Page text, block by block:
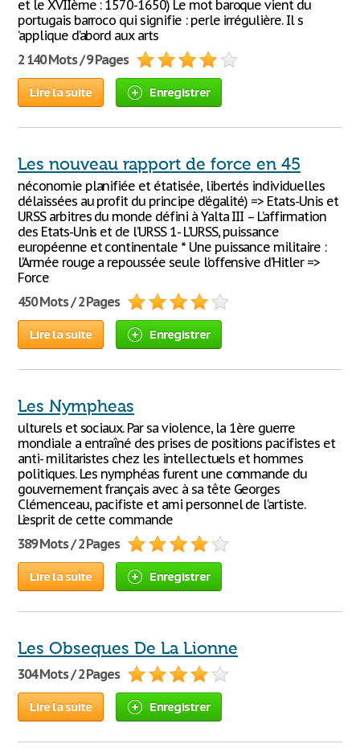
et le XVIIème : 1570-1650) Le mot baroque vient du
portugais barroco qui signifie : perle irrégulière. Il s
‘applique d’abord aux arts
2 140 Mots / 9 Pages
Lire la suite Enregistrer
Les nouveau rapport de force en 45
néconomie planifiée et étatisée, libertés individuelles
délaissées au profit du principe d’égalité) => Etats-Unis et
URSS arbitres du monde défini à Yalta III – L’affirmation
des Etats-Unis et de l’URSS 1- L’URSS, puissance
européenne et continentale * Une puissance militaire :
l’Armée rouge a repoussée seule l’offensive d’Hitler =>
Force
450 Mots / 2 Pages
Lire la suite Enregistrer
Les Nympheas
ulturels et sociaux. Par sa violence, la 1ère guerre
mondiale a entraîné des prises de positions pacifistes et
anti- militaristes chez les intellectuels et hommes
politiques. Les nymphéas furent une commande du
gouvernement français avec à sa tête Georges
Clémenceau, pacifiste et ami personnel de l’artiste.
L’esprit de cette commande
389 Mots / 2 Pages
Lire la suite Enregistrer
Les Obseques De La Lionne
304 Mots / 2 Pages
Lire la suite Enregistrer